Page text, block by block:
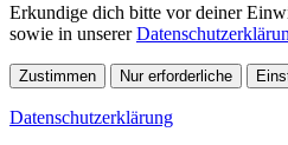
Erkundige dich bitte vor deiner
sowie in unserer
Zustimmen Nur erforderliche
Datenschutzerklärung